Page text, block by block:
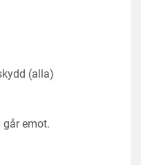
(alla)
emot.